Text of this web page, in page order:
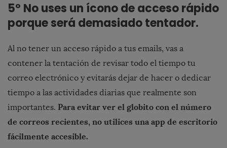
5º No uses un ícono de acceso rápido
porque será demasiado tentador.
Al no tener un acceso rápido a tus emails, vas a
contener la tentación de revisar todo el tiempo tu
correo electrónico y evitarás dejar de hacer o dedicar
tiempo a las actividades diarias que realmente son
importantes. Para evitar ver el globito con el número
de correos recientes, no utilices una app de escritorio
fácilmente accesible.